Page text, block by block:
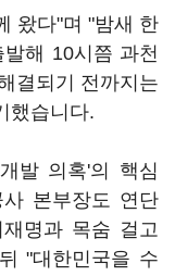
왔다"며 "밤새 한
해 10시쯤 과천
결되기 전까지는
했습니다.
발 의혹'의 핵심
본부장도 연단
명과 목숨 걸고
"대한민국을 수